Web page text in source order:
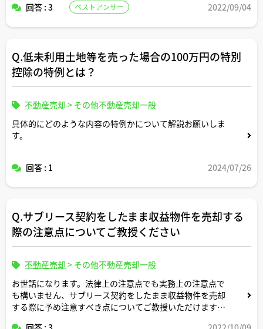
回答 : 3 ベストアンサー 2022/09/04
Q.低未利用土地等を売った場合の100万円の特別
控除の特例とは？
不動産売却 > その他不動産売却一般
具体的にどのような内容の特例かについて解説お願いしま
す。
回答 : 1 2024/07/26
Q.サブリース契約をしたまま収益物件を売却する
際の注意点についてご教授ください
不動産売却 > その他不動産売却一般
お世話になります。法律上の注意点でも実務上の注意点で
も構いません、サブリース契約をしたまま収益物件を売却
する際に予め注意すべき点についてご教授いただけますと